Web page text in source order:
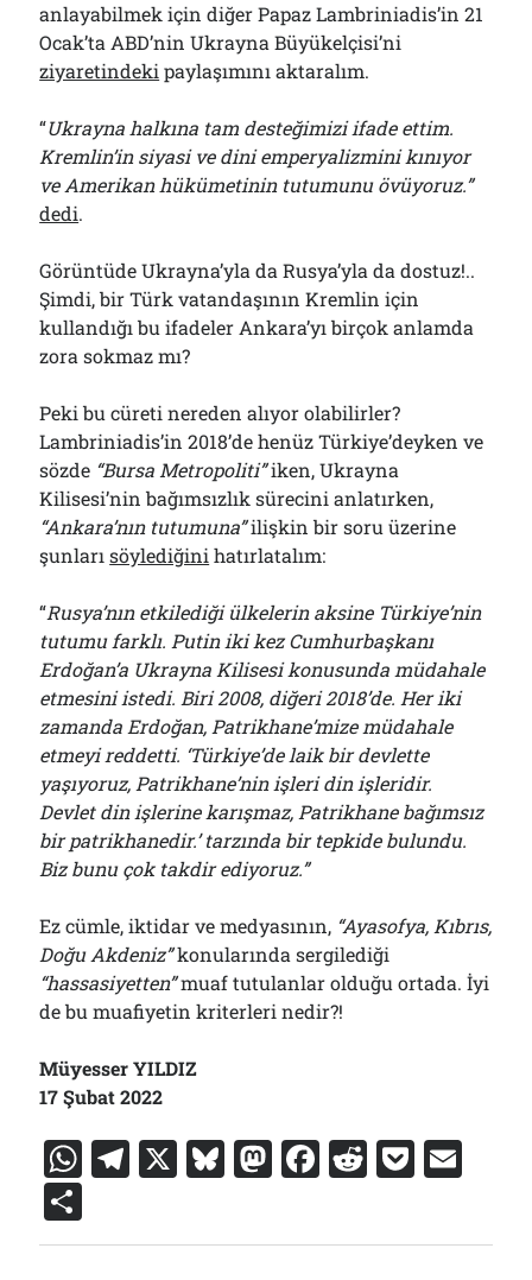
anlayabilmek için diğer Papaz Lambriniadis’in 21
Ocak’ta ABD’nin Ukrayna Büyükelçisi’ni
ziyaretindeki paylaşımını aktaralım.
“Ukrayna halkına tam desteğimizi ifade ettim.
Kremlin’in siyasi ve dini emperyalizmini kınıyor
ve Amerikan hükümetinin tutumunu övüyoruz.”
dedi.
Görüntüde Ukrayna’yla da Rusya’yla da dostuz!..
Şimdi, bir Türk vatandaşının Kremlin için
kullandığı bu ifadeler Ankara’yı birçok anlamda
zora sokmaz mı?
Peki bu cüreti nereden alıyor olabilirler?
Lambriniadis’in 2018’de henüz Türkiye’deyken ve
sözde “Bursa Metropoliti”iken, Ukrayna
Kilisesi’nin bağımsızlık sürecini anlatırken,
“Ankara’nın tutumuna”ilişkin bir soru üzerine
şunlarısöylediğini hatırlatalım:
“Rusya’nın etkilediği ülkelerin aksine Türkiye’nin
tutumu farklı. Putin iki kez Cumhurbaşkanı
Erdoğan’a Ukrayna Kilisesi konusunda müdahale
etmesini istedi. Biri 2008, diğeri 2018’de. Her iki
zamanda Erdoğan, Patrikhane’mize müdahale
etmeyi reddetti. ‘Türkiye’de laik bir devlette
yaşıyoruz, Patrikhane’nin işleri din işleridir.
Devlet din işlerine karışmaz, Patrikhane bağımsız
bir patrikhanedir.’ tarzında bir tepkide bulundu.
Biz bunu çok takdir ediyoruz.”
Ez cümle, iktidar ve medyasının, “Ayasofya, Kıbrıs,
Doğu Akdeniz”konularında sergilediği
“hassasiyetten”muaf tutulanlar olduğu ortada. İyi
de bu muafiyetin kriterleri nedir?!
Müyesser YILDIZ
17 Şubat 2022
W
at
T
e
X Bl
e
M
st
F
c
R
d
P
c ai
h